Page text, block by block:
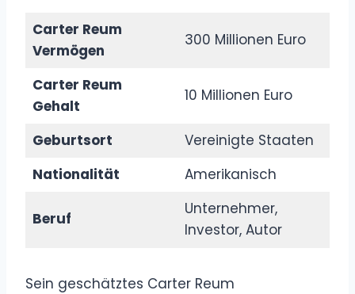
Carter Reum
Vermögen
300 Millionen Euro
Carter Reum
Gehalt
10 Millionen Euro
Geburtsort
Vereinigte Staaten
Nationalität
Amerikanisch
Beruf
Unternehmer,
Investor, Autor
Sein geschätztes Carter Reum